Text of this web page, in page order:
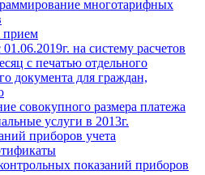
многотарифных
прием
на систему расчетов
с печатью отдельного
документа для граждан,
совокупного размера платежа
услуги в 2013г.
приборов учета
показаний приборов